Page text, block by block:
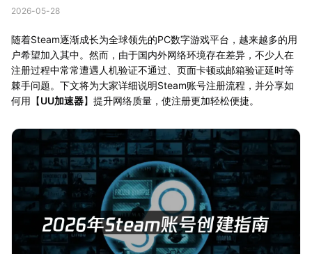
2026-05-28
随着Steam逐渐成长为全球领先的PC数字游戏平台，越来越多的用
户希望加入其中。然而，由于国内外网络环境存在差异，不少人在
注册过程中常常遭遇人机验证不通过、页面卡顿或邮箱验证延时等
棘手问题。下文将为大家详细说明Steam账号注册流程，并分享如
何用【UU加速器】提升网络质量，使注册更加轻松便捷。